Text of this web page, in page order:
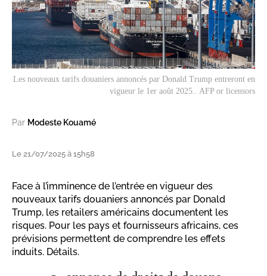
Les nouveaux tarifs douaniers annoncés par Donald Trump entreront en
vigueur le 1er août 2025.. AFP or licensors
Par Modeste Kouamé
Le 21/07/2025 à 15h58
Face à l’imminence de l’entrée en vigueur des
nouveaux tarifs douaniers annoncés par Donald
Trump, les retailers américains documentent les
risques. Pour les pays et fournisseurs africains, ces
prévisions permettent de comprendre les effets
induits. Détails.